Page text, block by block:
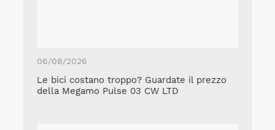
06/08/2026
Le bici costano troppo? Guardate il prezzo
della Megamo Pulse 03 CW LTD